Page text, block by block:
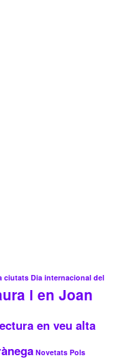
ciutats Dia internacional del
i en Joan
en veu alta
Novetats Pols